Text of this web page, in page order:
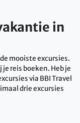
in
mooiste excursies.
je reis boeken. Heb je
via BBI Travel
drie excursies